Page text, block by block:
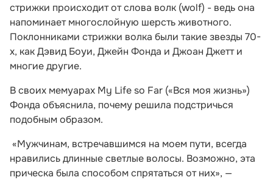
стрижки происходит от слова волк (wolf) - ведь она
напоминает многослойную шерсть животного.
Поклонниками стрижки волка были такие звезды 70-
х, как Дэвид Боуи, Джейн Фонда и Джоан Джетт и
многие другие.
В своих мемуарах My Life so Far («Вся моя жизнь»)
Фонда объяснила, почему решила подстричься
подобным образом.
«Мужчинам, встречавшимся на моем пути, всегда
нравились длинные светлые волосы. Возможно, эта
прическа была способом спрятаться от них», —